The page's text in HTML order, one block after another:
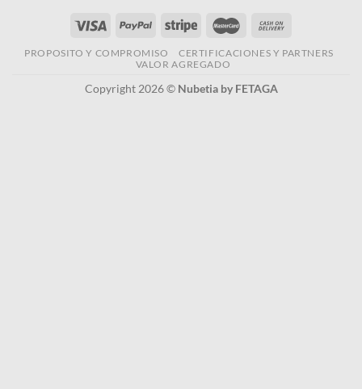
PROPOSITO Y COMPROMISO
CERTIFICACIONES Y PARTNERS
VALOR AGREGADO
Copyright 2026 © Nubetia by FETAGA